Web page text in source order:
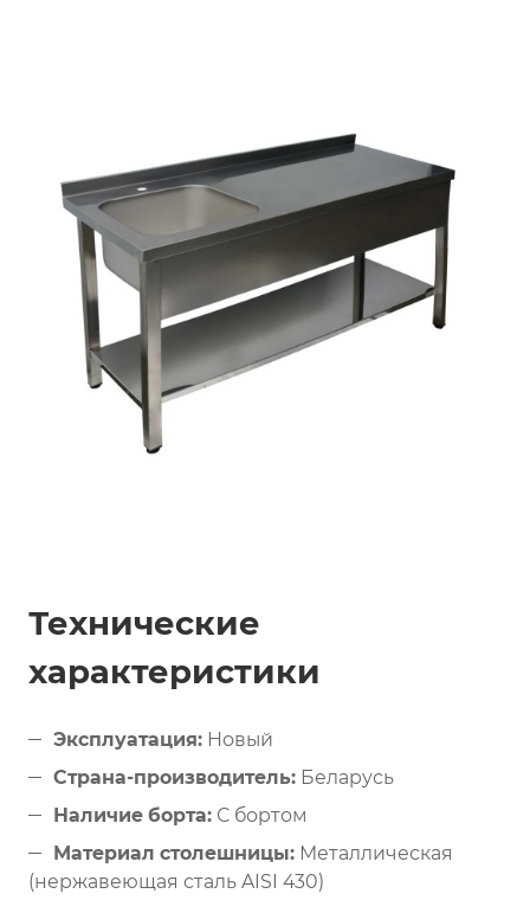
Технические
характеристики
Эксплуатация: Новый
Страна-производитель: Беларусь
Наличие борта: С бортом
Материал столешницы: Металлическая
(нержавеющая сталь AISI 430)